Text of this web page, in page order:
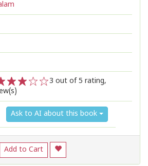
2
3 out of 5 rating,
Ask to AI about this book
Add to Cart